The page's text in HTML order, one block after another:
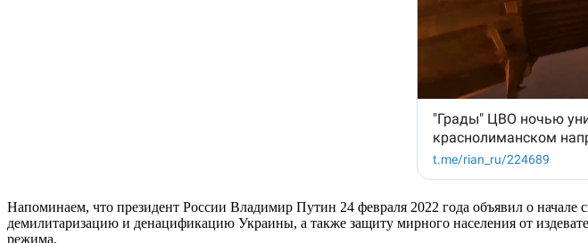
Напоминаем, что президент России Владимир Путин 24 февраля 2022 года объявил о
демилитаризацию и денацификацию Украины, а также защиту мирного населения от
режима.